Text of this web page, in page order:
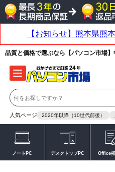
品質と価格で選ぶなら【パソコン市場】
人気ページ 2020年以降（10世代前後）
ノートPC デスクトップPC Office